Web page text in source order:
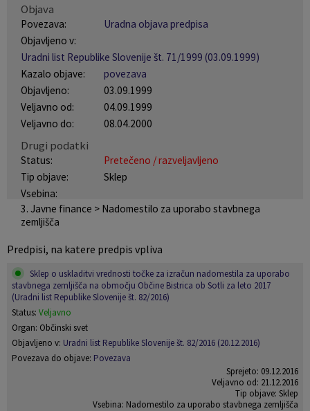
Objava
Povezava:
Uradna objava predpisa
Objavljeno v:
Uradni list Republike Slovenije št. 71/1999 (03.09.1999)
Kazalo objave:
povezava
Objavljeno:
03.09.1999
Veljavno od:
04.09.1999
Veljavno do:
08.04.2000
Drugi podatki
Status:
Pretečeno / razveljavljeno
Tip objave:
Sklep
Vsebina:
3. Javne finance > Nadomestilo za uporabo stavbnega
zemljišča
Predpisi, na katere predpis vpliva
Sklep o uskladitvi vrednosti točke za izračun nadomestila za uporabo
stavbnega zemljišča na območju Občine Bistrica ob Sotli za leto 2017
(Uradni list Republike Slovenije št. 82/2016)
Status: Veljavno
Organ: Občinski svet
Objavljeno v: Uradni list Republike Slovenije št. 82/2016 (20.12.2016)
Povezava do objave: Povezava
Sprejeto: 09.12.2016
Veljavno od: 21.12.2016
Tip objave: Sklep
Vsebina: Nadomestilo za uporabo stavbnega zemljišča
Naselja v občini
Organigram
Varstvo osebnih podatkov
Temeljni akti občine
Občinski predpisi
Strateški dokumenti
Katalog informacij javnega značaja
Pravni akti
Občinski časopis Orans
Naše OKO
Proračun občine
Lokalne volitve